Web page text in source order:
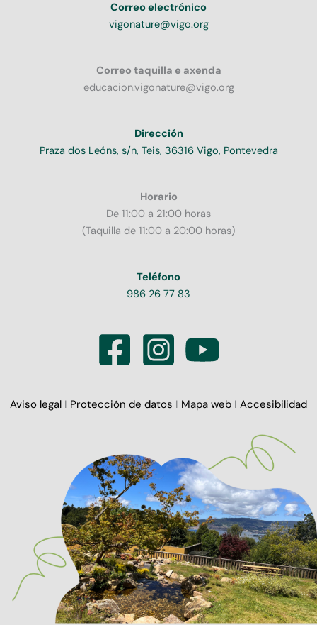
Correo electrónico
vigonature@vigo.org
Correo taquilla e axenda
educacion.vigonature@vigo.org
Dirección
Praza dos Leóns, s/n, Teis, 36316 Vigo, Pontevedra
Horario
De 11:00 a 21:00 horas
(Taquilla de 11:00 a 20:00 horas)
Teléfono
986 26 77 83
Aviso legal I Protección de datos I Mapa web I Accesibilidad